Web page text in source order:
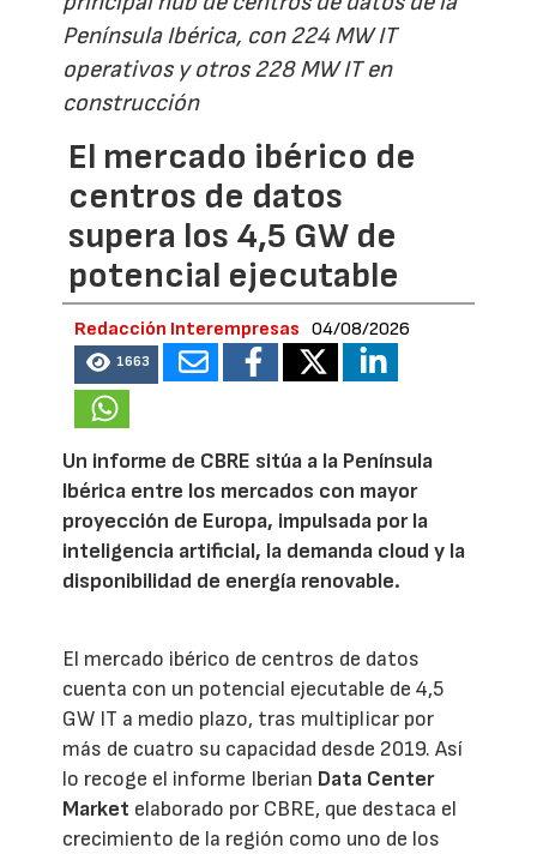
Península Ibérica, con 224 MW IT
operativos y otros 228 MW IT en
construcción
El mercado ibérico de
centros de datos
supera los 4,5 GW de
potencial ejecutable
Redacción Interempresas 04/08/2026
1663
Un informe de CBRE sitúa a la Península
Ibérica entre los mercados con mayor
proyección de Europa, impulsada por la
inteligencia artificial, la demanda cloud y la
disponibilidad de energía renovable.
El mercado ibérico de centros de datos
cuenta con un potencial ejecutable de 4,5
GW IT a medio plazo, tras multiplicar por
más de cuatro su capacidad desde 2019. Así
lo recoge el informe Iberian Data Center
Market elaborado por CBRE, que destaca el
crecimiento de la región como uno de los